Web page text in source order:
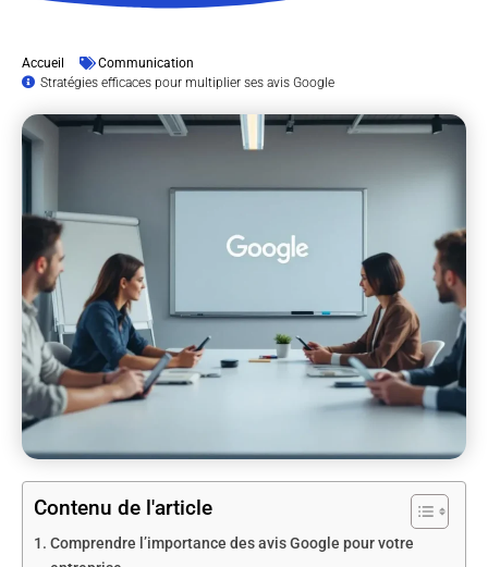
Accueil
Communication
Stratégies efficaces pour multiplier ses avis Google
Contenu de l'article
Comprendre l’importance des avis Google pour votre